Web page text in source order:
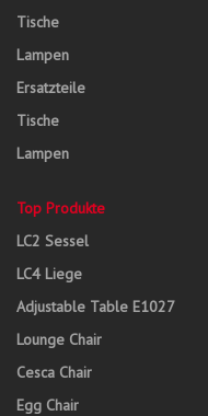
Tische
Lampen
Ersatzteile
Tische
Lampen
Top Produkte
LC2 Sessel
LC4 Liege
Adjustable Table E1027
Lounge Chair
Cesca Chair
Egg Chair